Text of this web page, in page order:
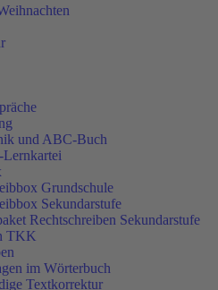
und ABC-Buch
Grundschule
Sekundarstufe
Rechtschreiben Sekundarstufe
TKK
im Wörterbuch
Textkorrektur